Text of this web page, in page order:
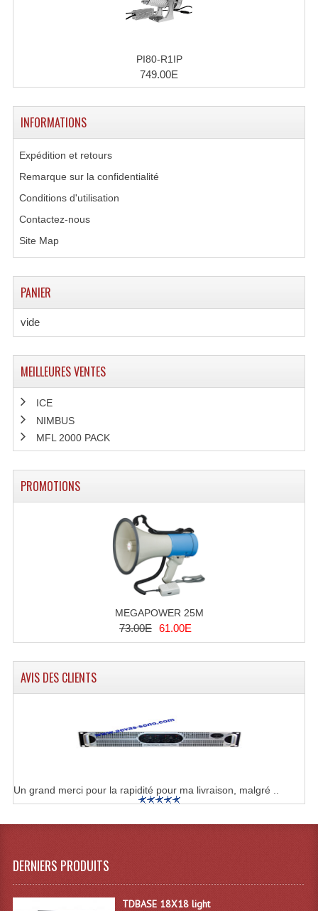
Microphones Scène Et Studio
Micro Sans Fil HF VHF 200MHZ
Micro Sans Fil HF UHF 800MHZ
Multi-Effets, Reverbes Etc...
Peripheriques Traitements Et Accessoires
Pupitre Pour Discours
Samplers, Échantillonneurs
Système Sans Fil In-Ear Monitoring
Table Mixages Et Contrôleurs & Consoles
Consoles Amplifiées
Lumière
Boules À Facettes
Déco Light
Effets LASERS
Lasers (Effets Volumetriques)
Lasers D'extérieur Multi-Points
Effets Lumineux, Centre De Piste
Electronique Commande Light
PI80-R1IP
749.00E
INFORMATIONS
Expédition et retours
Remarque sur la confidentialité
Conditions d'utilisation
Contactez-nous
Site Map
PANIER
vide
MEILLEURES VENTES
ICE
NIMBUS
MFL 2000 PACK
PROMOTIONS
MEGAPOWER 25M
73.00E 61.00E
AVIS DES CLIENTS
Un grand merci pour la rapidité pour ma livraison, malgré ..
DERNIERS PRODUITS
TDBASE 18X18 light